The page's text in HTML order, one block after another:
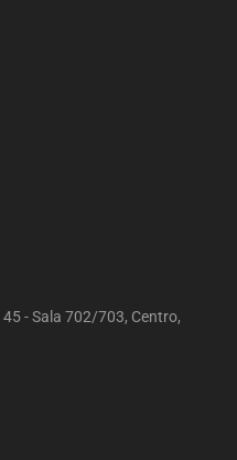
- Sala 702/703, Centro,